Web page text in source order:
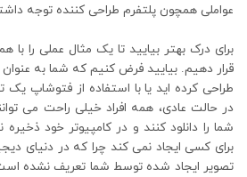
عواملی همچون پلتفرم طراحی کننده توجه
برای درک بهتر بیایید تا یک مثال عملی را با
قرار دهیم. بیایید فرض کنیم که شما به
طراحی کرده اید یا با استفاده از فتوشاپ یک
در حالت عادی، همه افراد خیلی راحت می
شما را دانلود کنند و در کامپیوتر خود
برای کسی ایجاد نمی کند چرا که در دنیای
تصویر ایجاد شده توسط شما تعریف نشده